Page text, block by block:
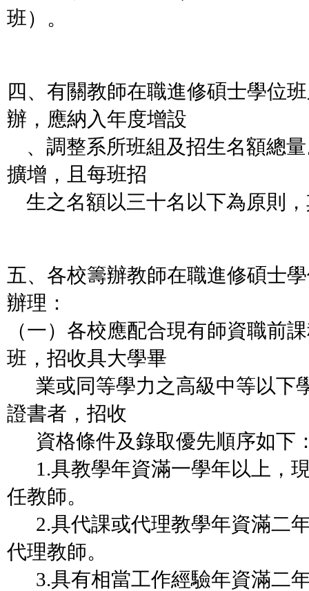
班）。
四、有關教師在職進修碩士學位
辦，應納入年度增設
、調整系所班組及招生名額總
擴增，且每班招
生之名額以三十名以下為原則
五、各校籌辦教師在職進修碩士
辦理：
（一）各校應配合現有師資職前
班，招收具大學畢
業或同等學力之高級中等以下
證書者，招收
資格條件及錄取優先順序如下
1.具教學年資滿一學年以上，
任教師。
2.具代課或代理教學年資滿二
代理教師。
3.具有相當工作經驗年資滿二